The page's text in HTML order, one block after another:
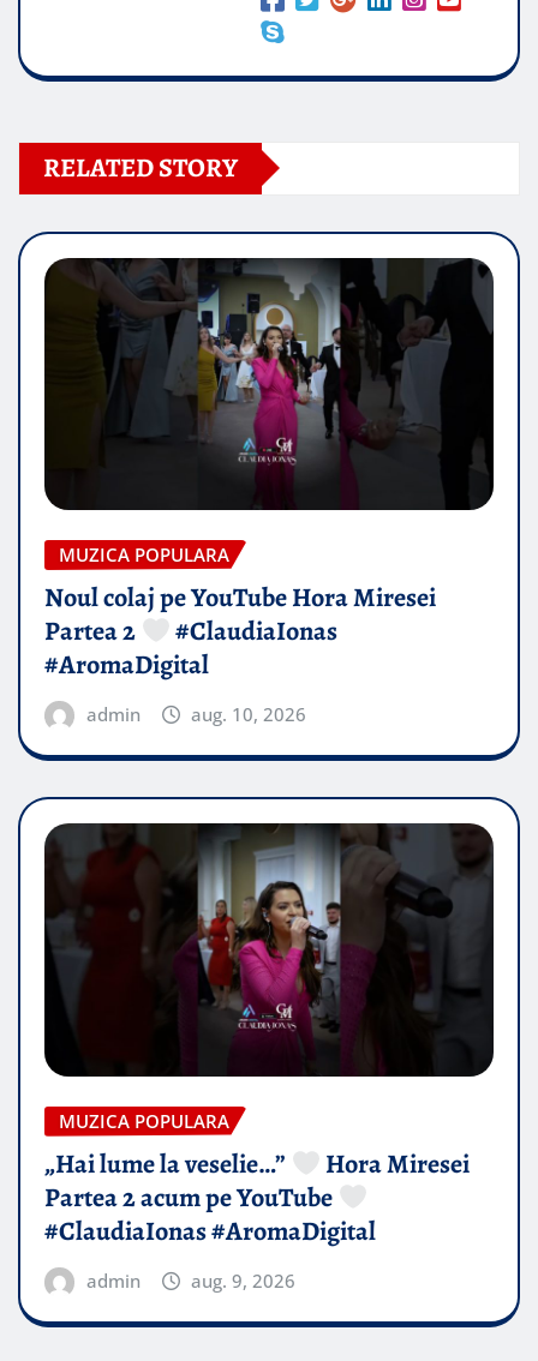
RELATED STORY
MUZICA POPULARA
Noul colaj pe YouTube Hora Miresei
Partea 2
#ClaudiaIonas
#AromaDigital
admin aug. 10, 2026
MUZICA POPULARA
„Hai lume la veselie…”
Hora Miresei
Partea 2 acum pe YouTube
#ClaudiaIonas #AromaDigital
admin aug. 9, 2026